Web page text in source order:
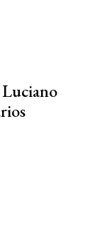
Luciano